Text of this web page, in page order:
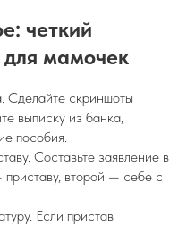
четкий
для мамочек
Сделайте скриншоты
выписку из банка,
пособия.
Составьте заявление в
второй — себе с
Если пристав